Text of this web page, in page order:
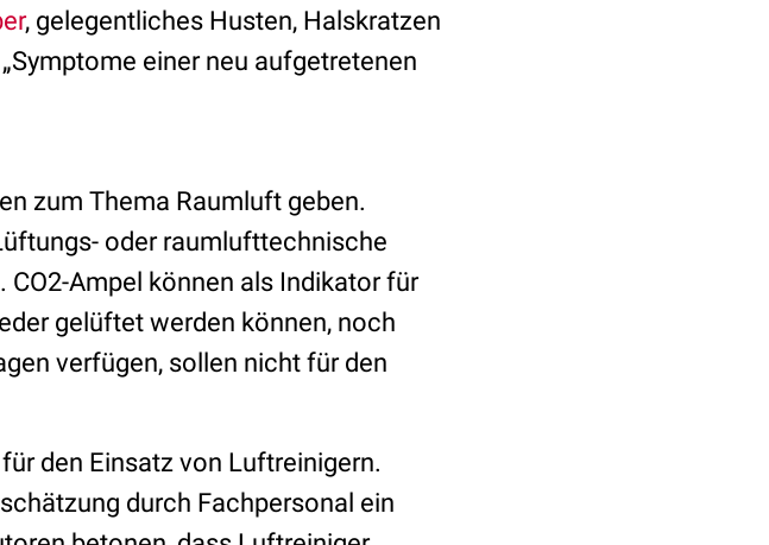
, gelegentliches Husten, Halskratzen
einer neu aufgetretenen
zum Thema Raumluft geben.
oder raumlufttechnische
Ampel können als Indikator für
gelüftet werden können, noch
verfügen, sollen nicht für den
den Einsatz von Luftreinigern.
durch Fachpersonal ein